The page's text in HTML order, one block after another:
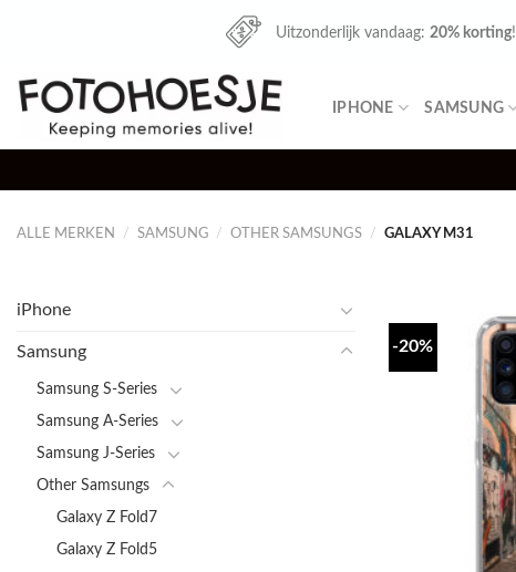
Uitzonderlijk vandaag:20% korting!
IPHONE SAMSUNG
ALLE MERKEN / SAMSUNG / OTHER SAMSUNGS / GALAXY M31
iPhone
Samsung
Samsung S-Series
Samsung A-Series
Samsung J-Series
Other Samsungs
Galaxy Z Fold7
Galaxy Z Fold5
-20%